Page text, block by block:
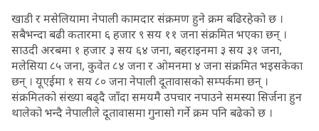
खाडी र मसेलियामा नेपाली कामदार संक्रमण हुने क्रम बढिरहेको छ ।
सबैभन्दा बढी कतारमा ६ हजार ९ सय ११ जना संक्रमित भएका छन् ।
साउदी अरबमा १ हजार ३ सय ६४ जना, बहराइनमा ३ सय ३१ जना,
मलेसिया ८५ जना, कुवेत ८४ जना र ओमनमा ४ जना संक्रमित भइसकेका
छन् । यूएईमा १ सय ८० जना नेपाली दूतावासको सम्पर्कमा छन् ।
संक्रमितको संख्या बढ्दै जाँदा समयमै उपचार नपाउने समस्या सिर्जना हुन
थालेको भन्दै नेपालीले दूतावासमा गुनासो गर्ने क्रम पनि बढेको छ ।